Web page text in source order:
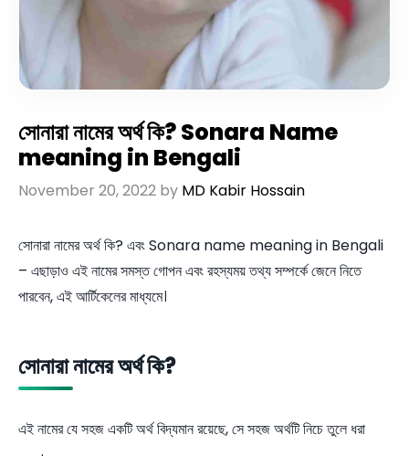
সোনারা নামের অর্থ কি? Sonara Name
meaning in Bengali
November 20, 2022 by MD Kabir Hossain
সোনারা নামের অর্থ কি? এবং Sonara name meaning in Bengali
– এছাড়াও এই নামের সমস্ত গোপন এবং রহস্যময় তথ্য সম্পর্কে জেনে নিতে
পারবেন, এই আর্টিকেলের মাধ্যমে।
সোনারা নামের অর্থ কি?
এই নামের যে সহজ একটি অর্থ বিদ্যমান রয়েছে, সে সহজ অর্থটি নিচে তুলে ধরা